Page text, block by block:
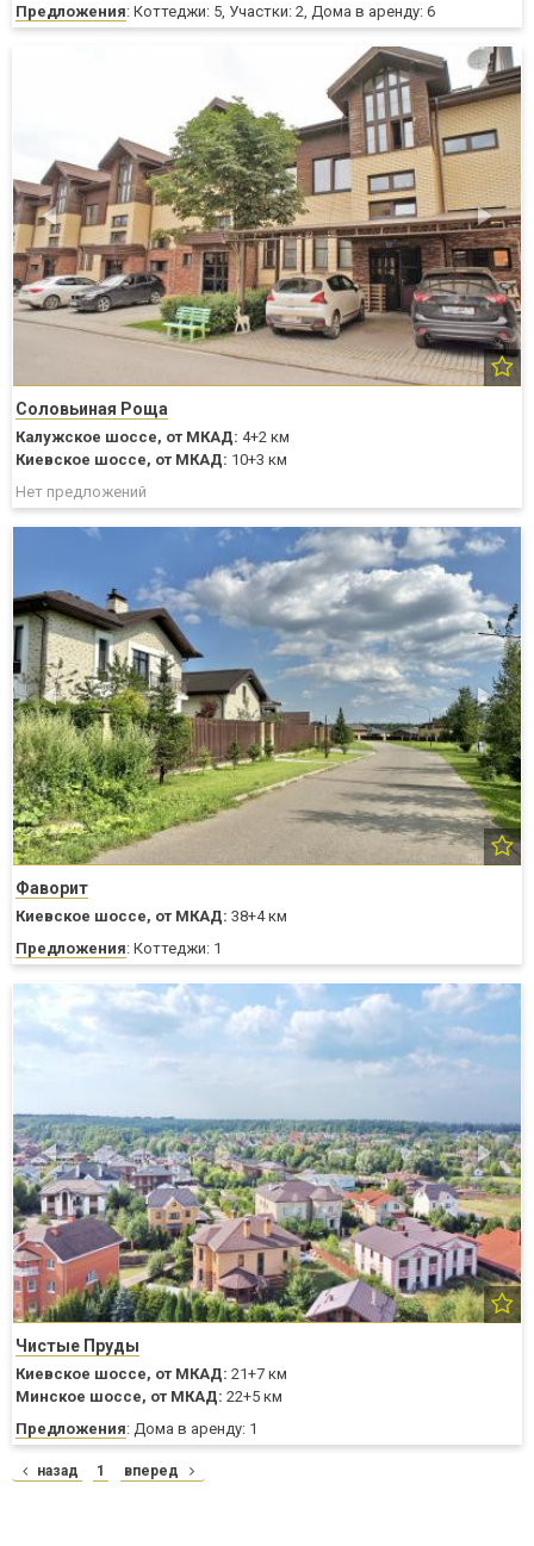
Предложения: Коттеджи: 5, Участки: 2, Дома в аренду: 6
Соловьиная Роща
Калужское шоссе, от МКАД: 4+2 км
Киевское шоссе, от МКАД: 10+3 км
Нет предложений
Фаворит
Киевское шоссе, от МКАД: 38+4 км
Предложения: Коттеджи: 1
Чистые Пруды
Киевское шоссе, от МКАД: 21+7 км
Минское шоссе, от МКАД: 22+5 км
Предложения: Дома в аренду: 1
назад 1 вперед